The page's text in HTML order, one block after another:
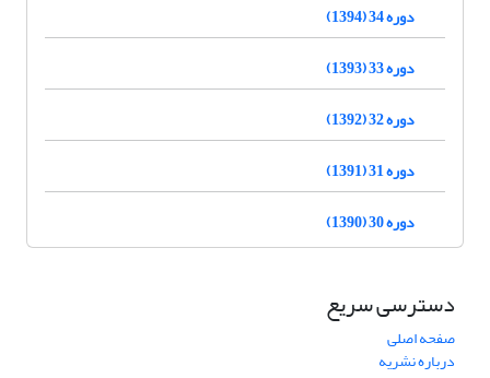
دوره 34 (1394)
دوره 33 (1393)
دوره 32 (1392)
دوره 31 (1391)
دوره 30 (1390)
دسترسی سریع
صفحه اصلی
درباره نشریه